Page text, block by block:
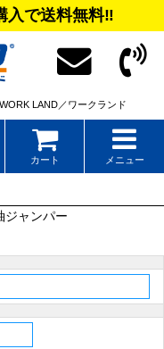
入で送料無料‼
LAND／ワークランド
カート メニュー
ジャンパー